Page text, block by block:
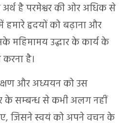
है परमेश्वर की ओर अधिक से
हृदयों को बढ़ाना और
महिमामय उद्धार के कार्य के
है।
और अध्ययन को उस
के सम्बन्ध से कभी अलग नहीं
जिसने स्वयं को अपने वचन के